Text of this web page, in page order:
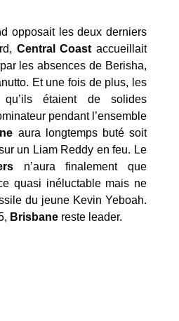
opposait les deux derniers
Central Coast accueillait
les absences de Berisha,
Et une fois de plus, les
étaient de solides
pendant l’ensemble
aura longtemps buté soit
un Liam Reddy en feu. Le
n’aura finalement que
quasi inéluctable mais ne
du jeune Kevin Yeboah.
Brisbane reste leader.